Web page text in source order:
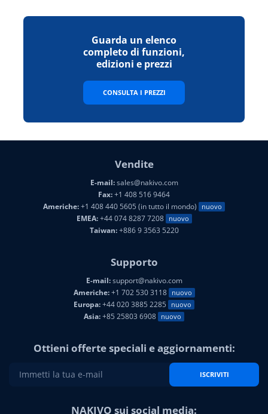
Guarda un elenco
completo di funzioni,
edizioni e prezzi
CONSULTA I PREZZI
Vendite
E-mail:sales@nakivo.com
Fax:+1 408 516 9464
Americhe:+1 408 440 5605 (in tutto il mondo) nuovo
EMEA:+44 074 8287 7208 nuovo
Taiwan:+886 9 3563 5220
Supporto
E-mail:support@nakivo.com
Americhe:+1 702 530 3118 nuovo
Europa:+44 020 3885 2285 nuovo
Asia:+85 25803 6908 nuovo
Ottieni offerte speciali e aggiornamenti:
ISCRIVITI
NAKIVO sui social media: